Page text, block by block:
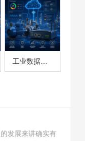
工业数据采集与设备监控案例
发展来讲确实有